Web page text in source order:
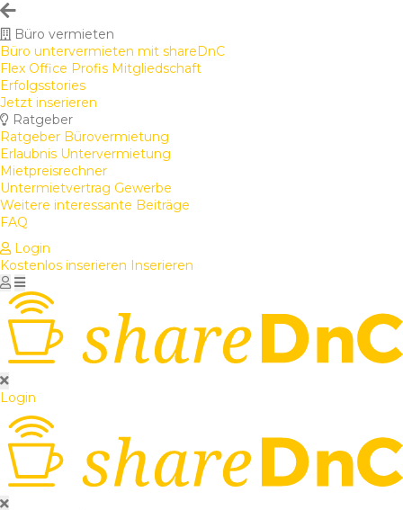
Büro vermieten
Büro untervermieten mit shareDnC
Flex Office Profis Mitgliedschaft
Erfolgsstories
Jetzt inserieren
Ratgeber
Ratgeber Bürovermietung
Erlaubnis Untervermietung
Mietpreisrechner
Untermietvertrag Gewerbe
Weitere interessante Beiträge
FAQ
Login
Kostenlos inserieren Inserieren
Login